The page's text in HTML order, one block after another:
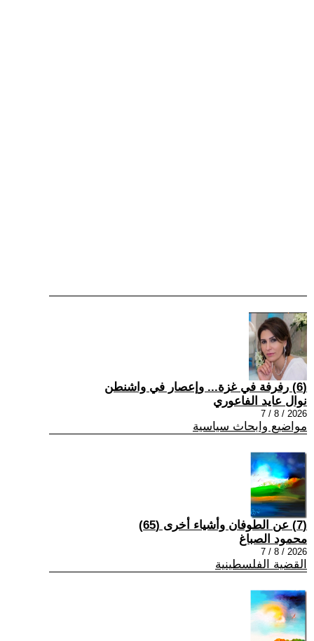
(6) رفرفة في غزة... وإعصار في واشنطن
نوال عايد الفاعوري
2026 / 8 / 7
مواضيع وابحاث سياسية
(7) عن الطوفان وأشياء أخرى (65)
محمود الصباغ
2026 / 8 / 7
القضية الفلسطينية